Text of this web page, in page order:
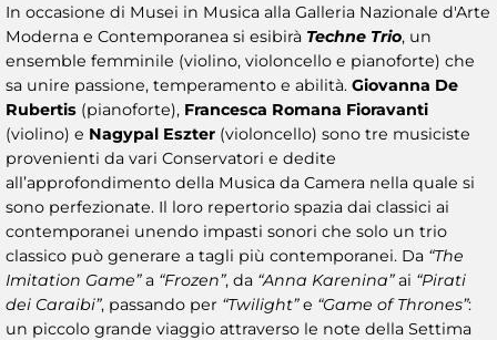
In occasione di Musei in Musica alla Galleria Nazionale d'Arte
Moderna e Contemporanea si esibirà Techne Trio, un
ensemble femminile (violino, violoncello e pianoforte) che
sa unire passione, temperamento e abilità. Giovanna De
Rubertis (pianoforte), Francesca Romana Fioravanti
(violino) e Nagypal Eszter (violoncello) sono tre musiciste
provenienti da vari Conservatori e dedite
all’approfondimento della Musica da Camera nella quale si
sono perfezionate. Il loro repertorio spazia dai classici ai
contemporanei unendo impasti sonori che solo un trio
classico può generare a tagli più contemporanei. Da “The
Imitation Game”a “Frozen”, da “Anna Karenina”ai “Pirati
dei Caraibi”, passando per “Twilight”e “Game of Thrones”:
un piccolo grande viaggio attraverso le note della Settima